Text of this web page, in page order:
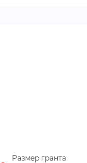
Размер гранта